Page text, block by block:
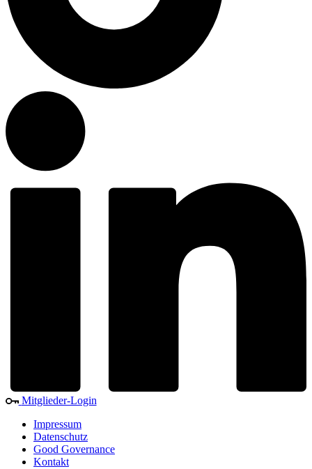
Mitglieder-Login
Impressum
Datenschutz
Good Governance
Kontakt